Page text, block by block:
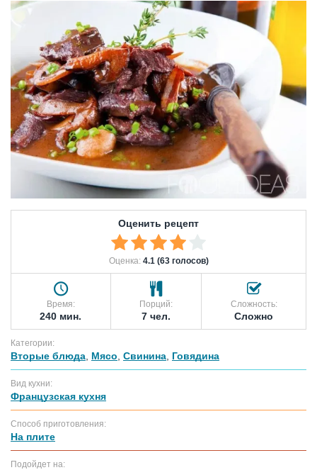
Оценить рецепт
Оценка: 4.1 (63 голосов)
Время:
240 мин.
Порций:
7 чел.
Сложность:
Сложно
Категории:
Вторые блюда Мясо Свинина Говядина
Вид кухни:
Французская кухня
Способ приготовления:
На плите
Подойдет на: